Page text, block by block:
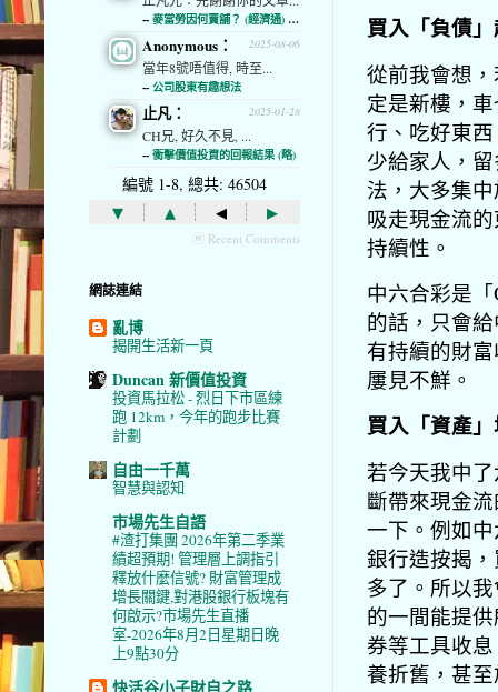
買入「負債
從前我會想
定是新樓，
行、吃好東
少給家人，
法，大多集
吸走現金流
持續性。
中六合彩是
的話，只會
有持續的財
屢見不鮮。
買入「資產
若今天我中
斷帶來現金
一下。例如
銀行造按揭
多了。所以
的一間能提
券等工具收
養折舊，甚
-- 麥當勞因何賣舖？ (經濟通) (略)
2025-08-06
Anonymous：
當年8號唔值得, 時至...
-- 公司股東有趣想法
2025-01-28
止凡：
CH兄, 好久不見, ...
-- 衝擊價值投資的回報結果 (略)
編號 1-8, 總共: 46504
▾ ▴ ◂ ▸
ⓦ Recent Comments
網誌連結
亂博
揭開生活新一頁
Duncan 新價值投資
投資馬拉松 - 烈日下市區練
跑 12km，今年的跑步比賽
計劃
自由一千萬
智慧與認知
市場先生自語
#渣打集團 2026年第二季業
績超預期! 管理層上調指引
釋放什麼信號? 財富管理成
增長關鍵,對港股銀行板塊有
何啟示?市場先生直播
室-2026年8月2日星期日晚
上9點30分
快活谷小子財自之路